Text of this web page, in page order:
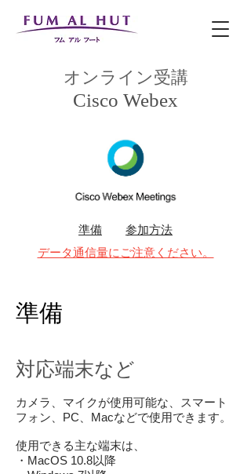
オンライン受講
Cisco Webex
準備
参加方法
データ通信量にご注意ください。
準備
対応端末など
カメラ、マイクが使用可能な、スマート
フォン、PC、Macなどで使用できます。
使用できる主な端末は、
・MacOS 10.8以降